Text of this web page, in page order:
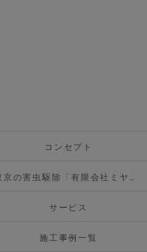
コンセプト
サービス
施工事例一覧